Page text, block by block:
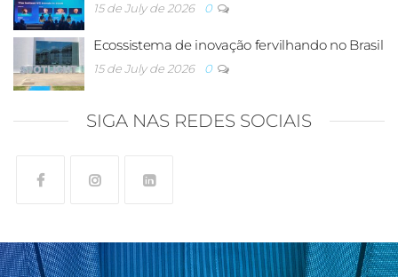
15 de July de 2026 0
Ecossistema de inovação fervilhando no Brasil
15 de July de 2026 0
SIGA NAS REDES SOCIAIS